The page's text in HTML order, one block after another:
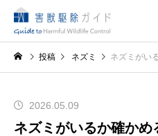
投稿 ネズミ ネズミがいるか確
2026.05.09
ネズミがいるか確か